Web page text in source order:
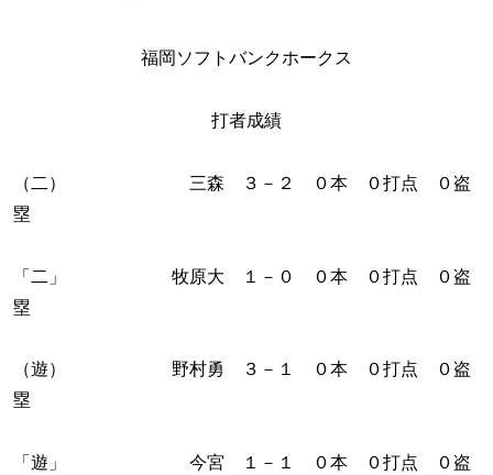
福岡ソフトバンクホークス
打者成績
（二） 三森 ３－２ ０本 ０打点 ０盗
塁
「二」 牧原大 １－０ ０本 ０打点 ０盗
塁
（遊） 野村勇 ３－１ ０本 ０打点 ０盗
塁
「遊」 今宮 １－１ ０本 ０打点 ０盗